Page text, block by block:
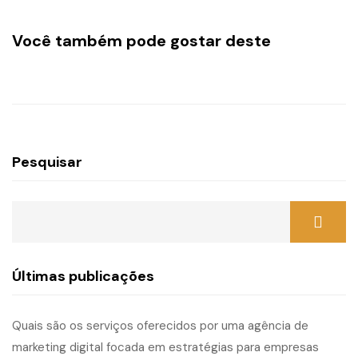
Você também pode gostar deste
Pesquisar
Últimas publicações
Quais são os serviços oferecidos por uma agência de
marketing digital focada em estratégias para empresas